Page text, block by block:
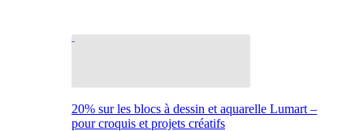
20% sur les blocs à dessin et aquarelle Lumart –
pour croquis et projets créatifs